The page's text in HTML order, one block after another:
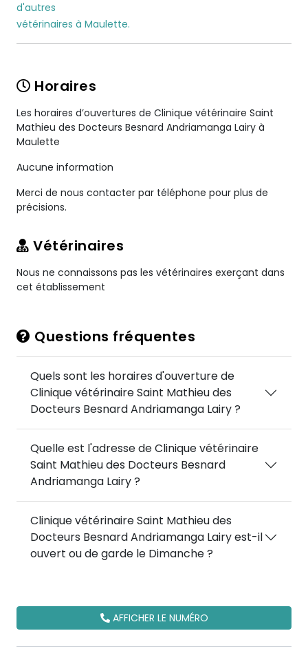
d'autres
vétérinaires à Maulette.
Horaires
Les horaires d’ouvertures de Clinique vétérinaire Saint
Mathieu des Docteurs Besnard Andriamanga Lairy à
Maulette
Aucune information
Merci de nous contacter par téléphone pour plus de
précisions.
Vétérinaires
Nous ne connaissons pas les vétérinaires exerçant dans
cet établissement
Questions fréquentes
Quels sont les horaires d'ouverture de
Clinique vétérinaire Saint Mathieu des
Docteurs Besnard Andriamanga Lairy ?
Quelle est l'adresse de Clinique vétérinaire
Saint Mathieu des Docteurs Besnard
Andriamanga Lairy ?
Clinique vétérinaire Saint Mathieu des
Docteurs Besnard Andriamanga Lairy est-il
ouvert ou de garde le Dimanche ?
AFFICHER LE NUMÉRO